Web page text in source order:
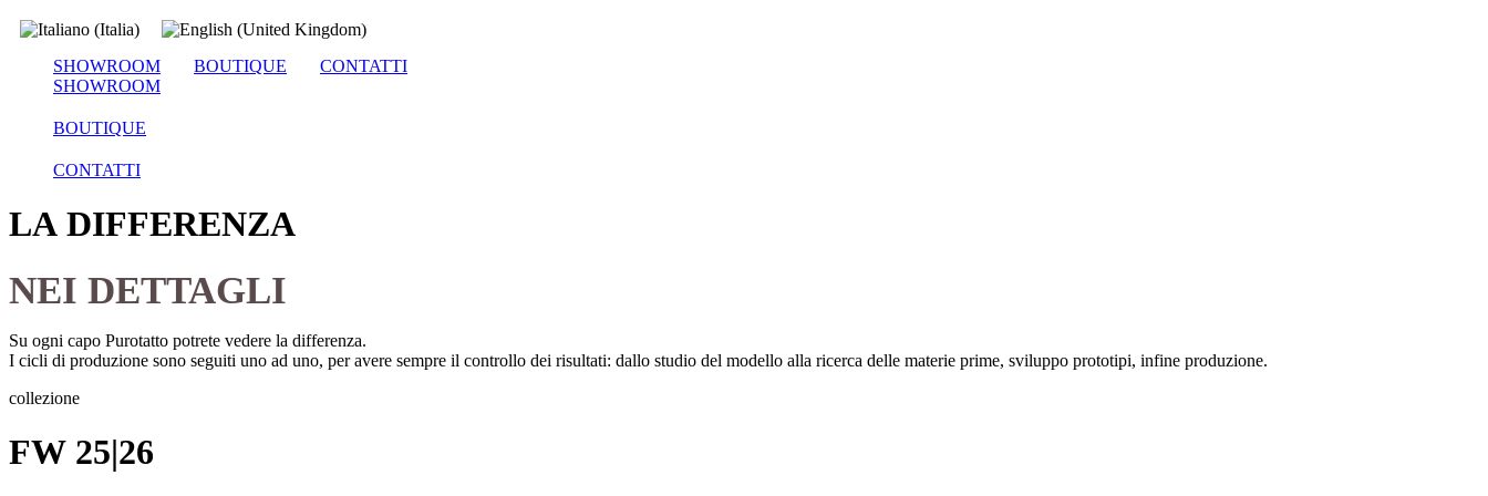
SHOWROOM BOUTIQUE
CONTATTI
SHOWROOM
BOUTIQUE
CONTATTI
LA DIFFERENZA
NEI DETTAGLI
Su ogni capo Purotatto potrete vedere la differenza.
I cicli di produzione sono seguiti uno ad uno, per avere sempre il controllo dei risultati: dallo studio del modello alla ricerca delle materie prime, sviluppo prototipi, infine produzione.
collezione
FW 25|26